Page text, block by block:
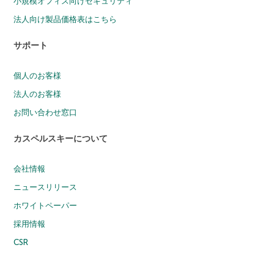
法人向け製品価格表はこちら
サポート
個人のお客様
法人のお客様
お問い合わせ窓口
カスペルスキーについて
会社情報
ニュースリリース
ホワイトペーパー
採用情報
CSR